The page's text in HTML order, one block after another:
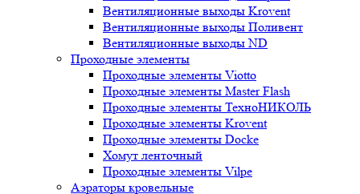
Вентиляционные выходы Krovent
Вентиляционные выходы Поливент
Вентиляционные выходы ND
Проходные элементы
Проходные элементы Viotto
Проходные элементы Master Flash
Проходные элементы ТехноНИКОЛЬ
Проходные элементы Krovent
Проходные элементы Docke
Хомут ленточный
Проходные элементы Vilpe
Аэраторы кровельные